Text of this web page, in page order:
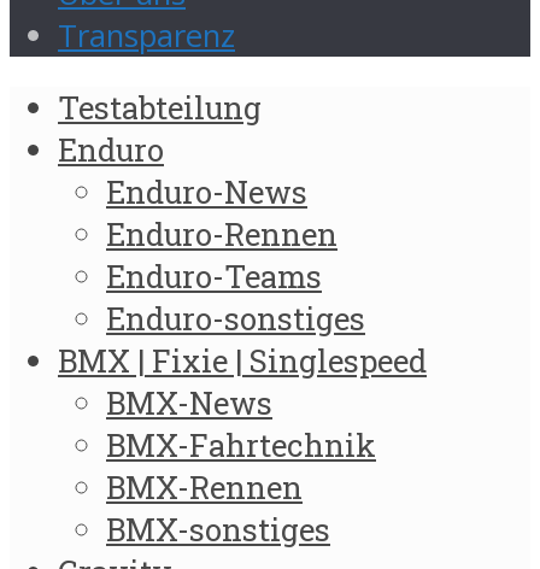
Transparenz
Testabteilung
Enduro
Enduro-News
Enduro-Rennen
Enduro-Teams
Enduro-sonstiges
BMX | Fixie | Singlespeed
BMX-News
BMX-Fahrtechnik
BMX-Rennen
BMX-sonstiges